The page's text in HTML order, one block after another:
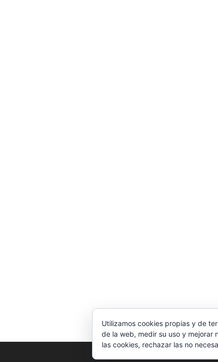
Utilizamos cookies propias y de
de la web, medir su uso y mejorar
las cookies, rechazar las no